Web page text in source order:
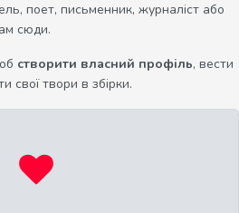
поет, письменник, журналіст або
сюди.
створити власний профіль, вести
свої твори в збірки.